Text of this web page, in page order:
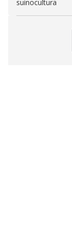
suinocultura